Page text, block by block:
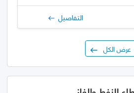
التفاصيل
عرض الكل